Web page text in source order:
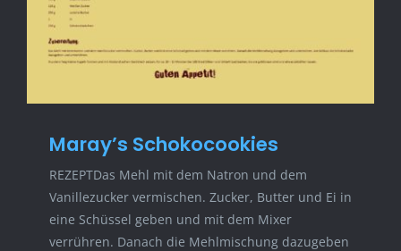
Maray’s Schokocookies
REZEPTDas Mehl mit dem Natron und dem
Vanillezucker vermischen. Zucker, Butter und Ei in
eine Schüssel geben und mit dem Mixer
verrühren. Danach die Mehlmischung dazugeben